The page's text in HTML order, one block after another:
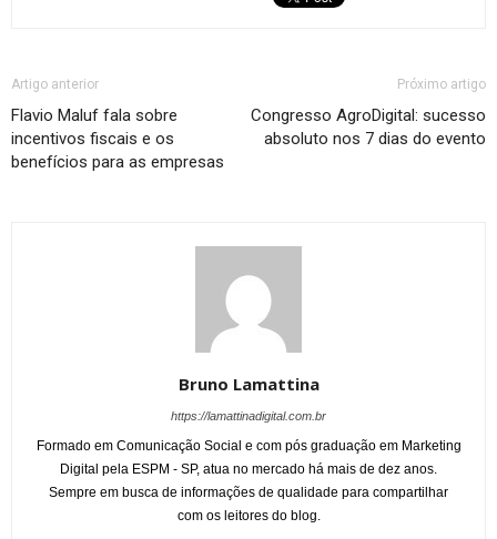
Artigo anterior
Flavio Maluf fala sobre
incentivos fiscais e os
benefícios para as empresas
Próximo artigo
Congresso AgroDigital: sucesso
absoluto nos 7 dias do evento
Bruno Lamattina
https://lamattinadigital.com.br
Formado em Comunicação Social e com pós graduação em Marketing
Digital pela ESPM - SP, atua no mercado há mais de dez anos.
Sempre em busca de informações de qualidade para compartilhar
com os leitores do blog.